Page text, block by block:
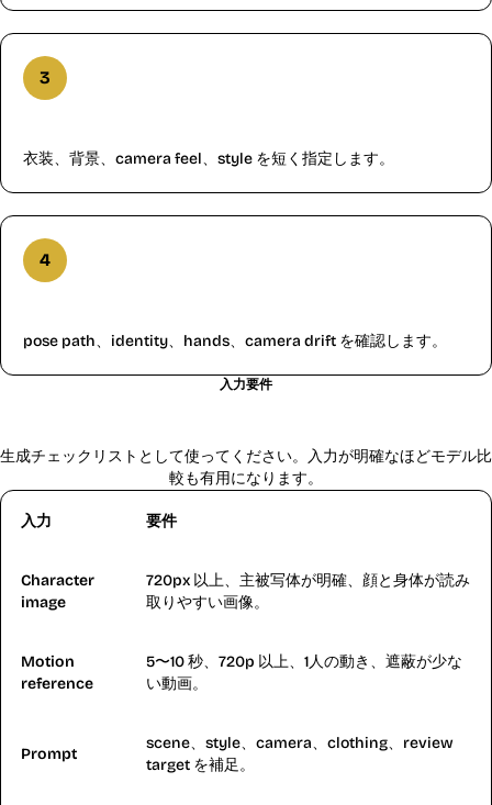
3
衣装、背景、camera feel、style を短く指定します。
4
pose path、identity、hands、camera drift を確認します。
入力要件
生成チェックリストとして使ってください。入力が明確なほどモデル比
較も有用になります。
入力 要件
Character
image
720px 以上、主被写体が明確、顔と身体が読み
取りやすい画像。
Motion
reference
5〜10 秒、720p 以上、1人の動き、遮蔽が少な
い動画。
Prompt
scene、style、camera、clothing、review
target を補足。